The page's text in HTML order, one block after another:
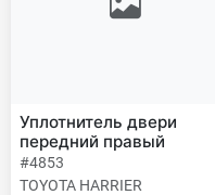
Уплотнитель двери
передний правый
#4853
TOYOTA HARRIER